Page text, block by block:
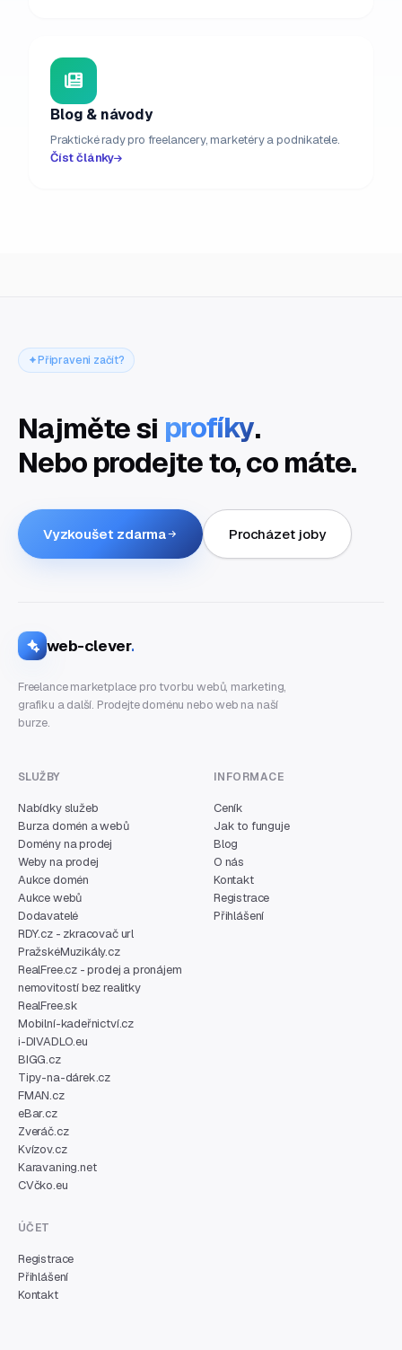
Blog & návody
Praktické rady pro freelancery, marketéry a podnikatele.
Číst články
Připraveni začít?
Najměte si profíky.
Nebo prodejte to, co máte.
Vyzkoušet zdarma Procházet joby
web-clever.
Freelance marketplace pro tvorbu webů, marketing,
grafiku a další. Prodejte doménu nebo web na naší
burze.
SLUŽBY
Nabídky služeb
Burza domén a webů
Domény na prodej
Weby na prodej
Aukce domén
Aukce webů
Dodavatelé
RDY.cz - zkracovač url
PražskéMuzikály.cz
RealFree.cz - prodej a pronájem
nemovitostí bez realitky
RealFree.sk
Mobilní-kadeřnictví.cz
i-DIVADLO.eu
BIGG.cz
Tipy-na-dárek.cz
FMAN.cz
eBar.cz
Zveráč.cz
Kvízov.cz
Karavaning.net
CVčko.eu
INFORMACE
Ceník
Jak to funguje
Blog
O nás
Kontakt
Registrace
Přihlášení
ÚČET
Registrace
Přihlášení
Kontakt